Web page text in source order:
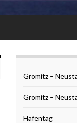
Grömitz –
Grömitz –
Hafentag